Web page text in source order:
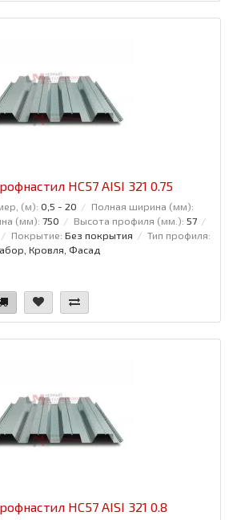
НС57 AISI 321 0.75
(м): 0,5 - 20
Полная ширина (мм):
(мм): 750 Высота профиля (мм.): 57
Покрытие: Без покрытия
Тип профиля:
Кровля, Фасад
НС57 AISI 321 0.8